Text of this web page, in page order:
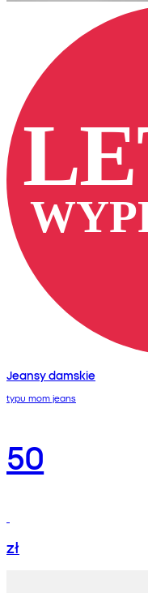
Jeansy damskie
typu mom jeans
50
zł